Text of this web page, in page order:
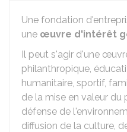
Une fondation
une œuvre d'intérêt
Il peut s'agir d'une
philanthropique,
humanitaire, sportif,
de la mise en valeur du
défense de
diffusion de la culture,